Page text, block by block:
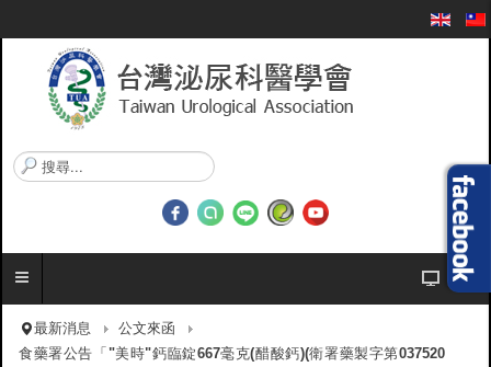
搜
尋
.
最新消息
公文來函
食藥署公告「"美時"鈣臨錠667毫克(醋酸鈣)(衛署藥製字第037520